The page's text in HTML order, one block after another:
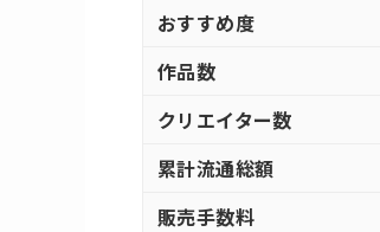
おすすめ度
作品数
クリエイター数
累計流通総額
販売手数料